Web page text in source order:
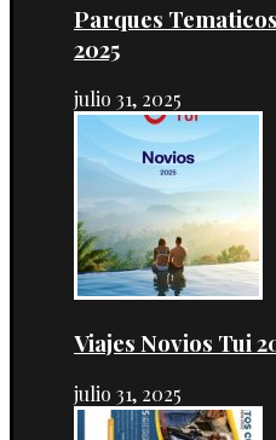
Parques
2025
julio 31, 2025
Viajes Novios Tui
julio 31, 2025